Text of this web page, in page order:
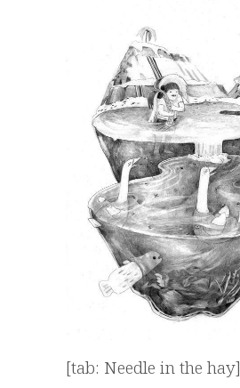
[tab: Needle in the hay]